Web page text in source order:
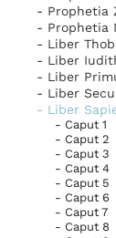
- Prophetia
- Prophetia
- Liber
- Liber
- Liber
- Liber
- Liber
- Caput 1
- Caput 2
- Caput 3
- Caput 4
- Caput 5
- Caput 6
- Caput 7
- Caput 8
erat
ipsorum,
cogitatio
semen
timens
quis
stabit